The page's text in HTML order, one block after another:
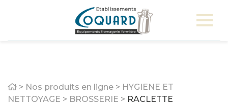
Home
> Nos produits en ligne > HYGIENE ET
NETTOYAGE > BROSSERIE > RACLETTE